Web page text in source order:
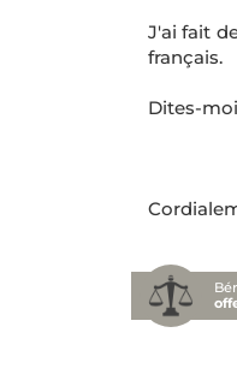
J'ai fait
français.
Dites-